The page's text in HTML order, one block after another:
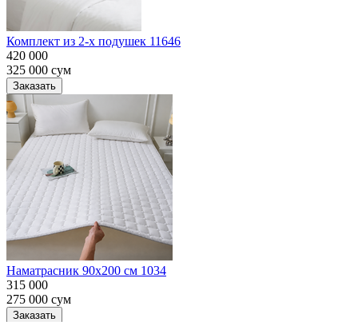
Комплект из 2-х подушек 11646
420 000
325 000 сум
Заказать
Наматрасник 90х200 см 1034
315 000
275 000 сум
Заказать